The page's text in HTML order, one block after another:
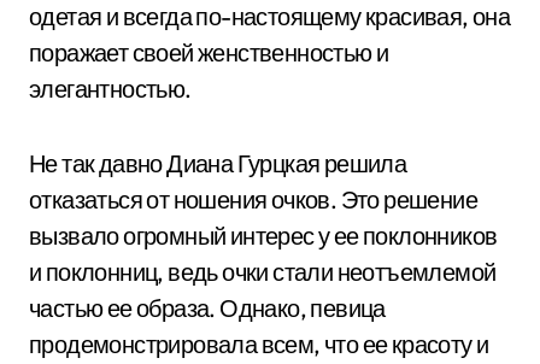
одетая и всегда по-настоящему красивая, она
поражает своей женственностью и
элегантностью.
Не так давно Диана Гурцкая решила
отказаться от ношения очков. Это решение
вызвало огромный интерес у ее поклонников
и поклонниц, ведь очки стали неотъемлемой
частью ее образа. Однако, певица
продемонстрировала всем, что ее красоту и